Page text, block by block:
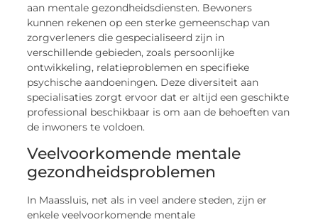
aan mentale gezondheidsdiensten. Bewoners
kunnen rekenen op een sterke gemeenschap van
zorgverleners die gespecialiseerd zijn in
verschillende gebieden, zoals persoonlijke
ontwikkeling, relatieproblemen en specifieke
psychische aandoeningen. Deze diversiteit aan
specialisaties zorgt ervoor dat er altijd een geschikte
professional beschikbaar is om aan de behoeften van
de inwoners te voldoen.
Veelvoorkomende mentale
gezondheidsproblemen
In Maassluis, net als in veel andere steden, zijn er
enkele veelvoorkomende mentale